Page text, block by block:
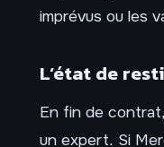
imprévus ou les
L’état de
En fin de
un expert. Si